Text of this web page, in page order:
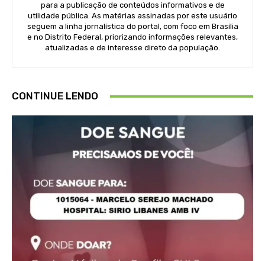
para a publicação de conteúdos informativos e de
utilidade pública. As matérias assinadas por este usuário
seguem a linha jornalística do portal, com foco em Brasília
e no Distrito Federal, priorizando informações relevantes,
atualizadas e de interesse direto da população.
CONTINUE LENDO